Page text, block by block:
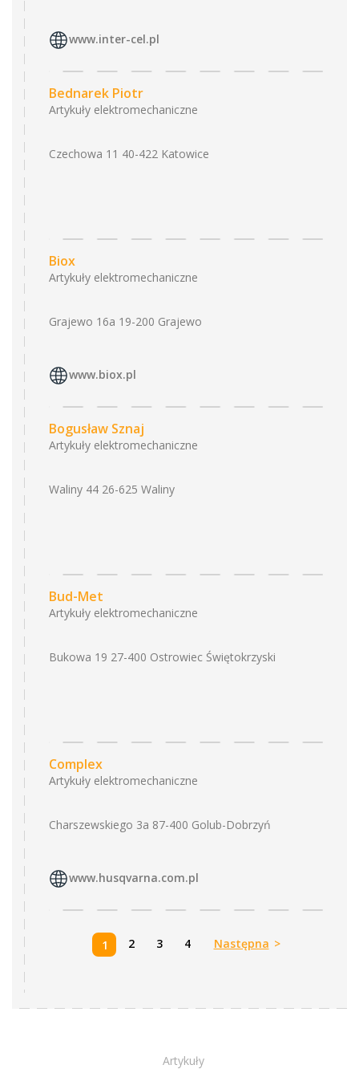
www.inter-cel.pl
Bednarek Piotr
Artykuły elektromechaniczne
Czechowa 11 40-422 Katowice
Biox
Artykuły elektromechaniczne
Grajewo 16a 19-200 Grajewo
www.biox.pl
Bogusław Sznaj
Artykuły elektromechaniczne
Waliny 44 26-625 Waliny
Bud-Met
Artykuły elektromechaniczne
Bukowa 19 27-400 Ostrowiec Świętokrzyski
Complex
Artykuły elektromechaniczne
Charszewskiego 3a 87-400 Golub-Dobrzyń
www.husqvarna.com.pl
1 2 3 4 Następna >
Artykuły